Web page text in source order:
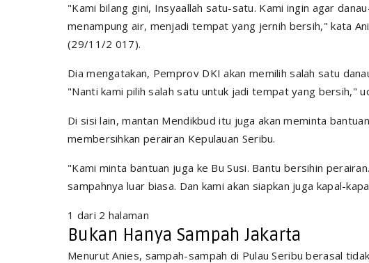
"Kami bilang gini, Insyaallah satu-satu. Kami ingin agar
menampung air, menjadi tempat yang jernih bersih," kata
(29/11/2 017).
Dia mengatakan, Pemprov DKI akan memilih salah satu
"Nanti kami pilih salah satu untuk jadi tempat yang bersih,"
Di sisi lain, mantan Mendikbud itu juga akan meminta
membersihkan perairan Kepulauan Seribu.
"Kami minta bantuan juga ke Bu Susi. Bantu bersihin
sampahnya luar biasa. Dan kami akan siapkan juga kapal-
1 dari 2 halaman
Bukan Hanya Sampah Jakarta
Menurut Anies, sampah-sampah di Pulau Seribu berasal